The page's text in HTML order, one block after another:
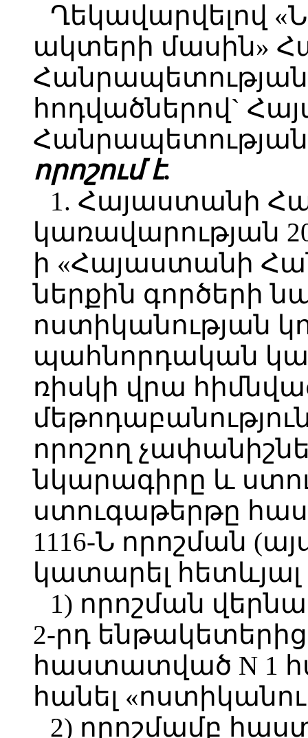
Ղեկավարվելով
ակտերի մասին»
Հանրապետության
հոդվածներով`
Հանրապետության
որոշում է.
1. Հայաստանի
կառավարության
ի «Հայաստանի
ներքին գործերի
ոստիկանության
պահնորդական
ռիսկի վրա
որոշող
նկարագիրը և
ստուգաթերթը
1116-Ն որոշման
կատարել հետևյալ
1) որոշման
2-րդ
հաստատված N 1
հանել
2) որոշմամբ